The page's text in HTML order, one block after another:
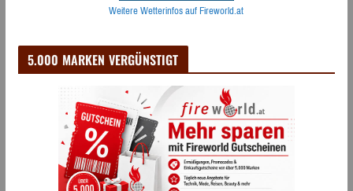
Weitere Wetterinfos auf Fireworld.at
5.000 MARKEN VERGÜNSTIGT